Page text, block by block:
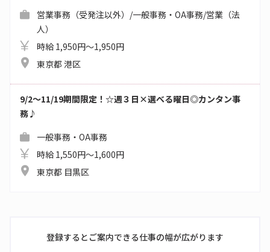
営業事務（受発注以外）/一般事務・OA事務/営業（法
人）
時給 1,950円～1,950円
東京都 港区
9/2～11/19期間限定！☆週３日×選べる曜日◎カンタン事
務♪
一般事務・OA事務
時給 1,550円～1,600円
東京都 目黒区
登録するとご案内できる仕事の幅が広がります